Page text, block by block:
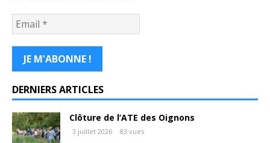
DERNIERS ARTICLES
Clôture de l’ATE des Oignons
3 juillet 2026 83 vues